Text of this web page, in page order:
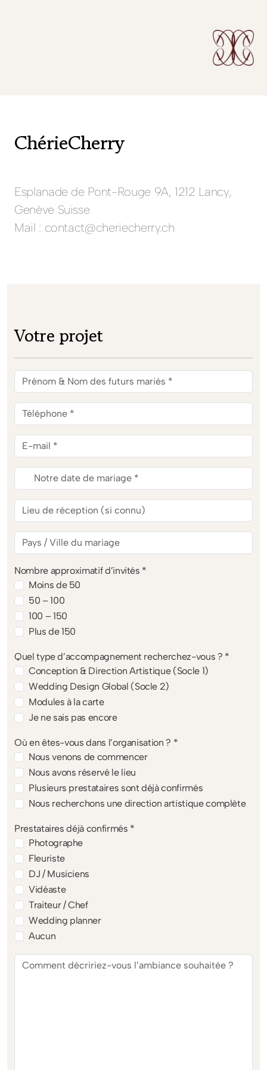
ChérieCherry
Esplanade de Pont-Rouge 9A, 1212 Lancy,
Genève Suisse
Mail : contact@cheriecherry.ch
Votre projet
Nombre approximatif d’invités *
Moins de 50
50 – 100
100 – 150
Plus de 150
Quel type d’accompagnement recherchez-vous ? *
Conception & Direction Artistique (Socle 1)
Wedding Design Global (Socle 2)
Modules à la carte
Je ne sais pas encore
Où en êtes-vous dans l’organisation ? *
Nous venons de commencer
Nous avons réservé le lieu
Plusieurs prestataires sont déjà confirmés
Nous recherchons une direction artistique complète
Prestataires déjà confirmés *
Photographe
Fleuriste
DJ / Musiciens
Vidéaste
Traiteur / Chef
Wedding planner
Aucun